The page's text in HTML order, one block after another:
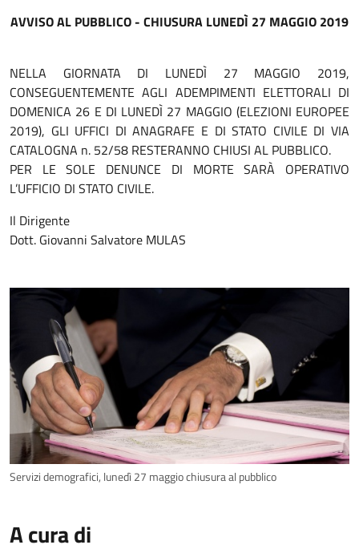
AVVISO AL PUBBLICO - CHIUSURA LUNEDÌ 27 MAGGIO 2019
NELLA GIORNATA DI LUNEDÌ 27 MAGGIO 2019,
CONSEGUENTEMENTE AGLI ADEMPIMENTI ELETTORALI DI
DOMENICA 26 E DI LUNEDÌ 27 MAGGIO (ELEZIONI EUROPEE
2019), GLI UFFICI DI ANAGRAFE E DI STATO CIVILE DI VIA
CATALOGNA n. 52/58 RESTERANNO CHIUSI AL PUBBLICO.
PER LE SOLE DENUNCE DI MORTE SARÀ OPERATIVO
L’UFFICIO DI STATO CIVILE.
Il Dirigente
Dott. Giovanni Salvatore MULAS
Servizi demografici, lunedì 27 maggio chiusura al pubblico
A cura di